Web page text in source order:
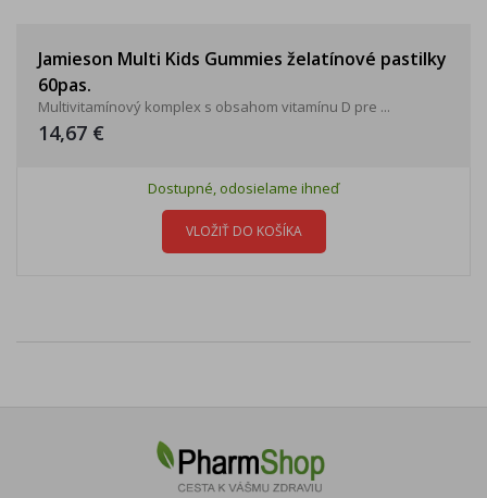
Jamieson Multi Kids Gummies želatínové pastilky
60pas.
Multivitamínový komplex s obsahom vitamínu D pre ...
14,67 €
Dostupné, odosielame ihneď
VLOŽIŤ DO KOŠÍKA